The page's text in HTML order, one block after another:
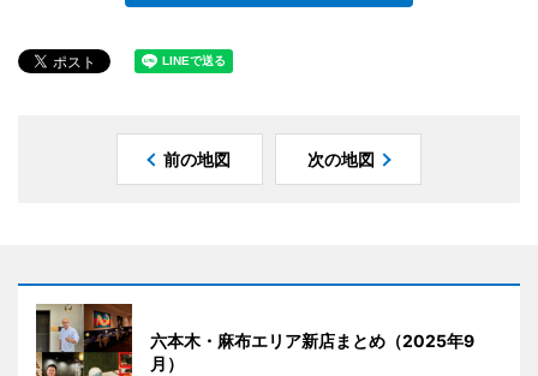
前の地図 次の地図
六本木・麻布エリア新店まとめ（2025年9
月）